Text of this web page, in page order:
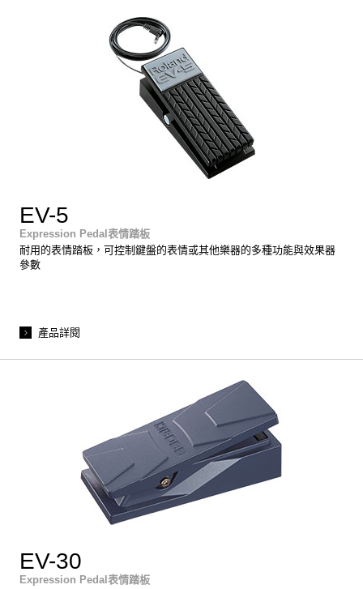
EV-5
Expression Pedal表情踏板
耐用的表情踏板，可控制鍵盤的表情或其他樂器的多種功能與效果器
參數
產品詳閱
EV-30
Expression Pedal表情踏板